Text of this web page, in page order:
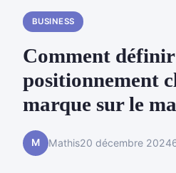
BUSINESS
Comment
positionnement
marque sur le
M Mathis20 décembre 2024